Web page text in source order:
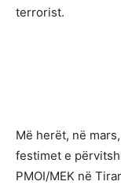
terrorist.
Më herët, në
festimet e
PMOI/MEK në